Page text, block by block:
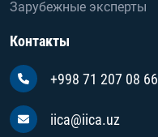
Зарубежные эксперты
Контакты
+998 71 207 08 66
iica@iica.uz